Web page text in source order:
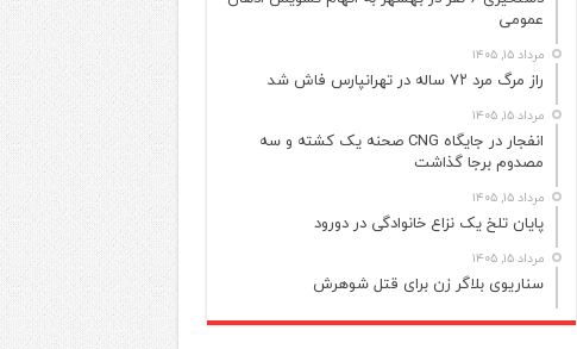
عمومی
مرداد ۱۵, ۱۴۰۵
راز مرگ مرد ۷۲ ساله در تهرانپارس فاش شد
مرداد ۱۵, ۱۴۰۵
انفجار در جایگاه CNG صحنه یک کشته و سه
مصدوم برجا گذاشت
مرداد ۱۵, ۱۴۰۵
پایان تلخ یک نزاع خانوادگی در دورود
مرداد ۱۵, ۱۴۰۵
سناریوی بلاگر زن برای قتل شوهرش